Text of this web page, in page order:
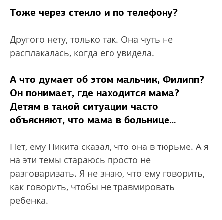
Тоже через стекло и по телефону?
Другого нету, только так. Она чуть не
расплакалась, когда его увидела.
А что думает об этом мальчик, Филипп?
Он понимает, где находится мама?
Детям в такой ситуации часто
объясняют, что мама в больнице…
Нет, ему Никита сказал, что она в тюрьме. А я
на эти темы стараюсь просто не
разговаривать. Я не знаю, что ему говорить,
как говорить, чтобы не травмировать
ребенка.